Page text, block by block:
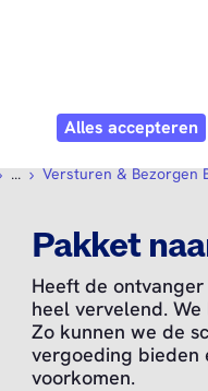
DienstenOpen submenu
WebshopOpen
... Versturen & Bezorgen
Pakket
Heeft de
heel vervelend.
Zo kunnen we de
vergoeding bieden
voorkomen.